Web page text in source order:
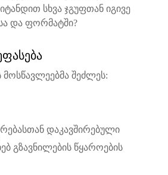
სხვა ჯგუფთან იგივე
და ფორმატში?
შეძლეს:
დაკავშირებული
გზავნილების წყაროების